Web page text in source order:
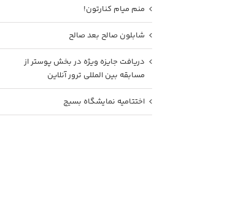
منم میام کنارتون!
شابلون صالح بعد صالح
دریافت جایزه ویژه در بخش پوستر از
مسابقه بین المللی ترور آنلاین
اختتامیه نمایشگاه بسیج